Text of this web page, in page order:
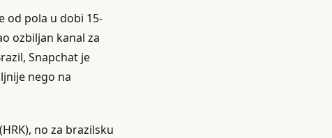
od pola u dobi 15-
ozbiljan kanal za
Snapchat je
nego na
no za brazilsku